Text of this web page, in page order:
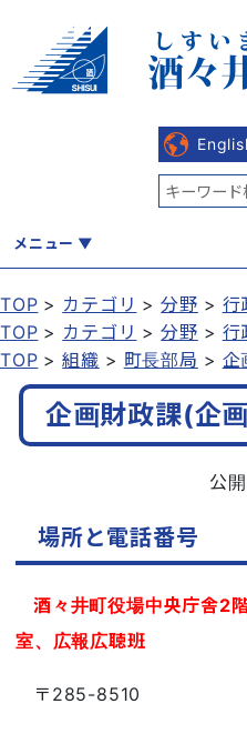
メニュー
くらし 健康・福祉 教育
行政 まち
TOP カテゴリ 分野 行
TOP
カテゴリ 分野 行
TOP
組織 町長部局 企
企画財政課(企
公
場所と電話番号
酒々井町役場中央庁舎2
室、広報広聴班
〒285-8510